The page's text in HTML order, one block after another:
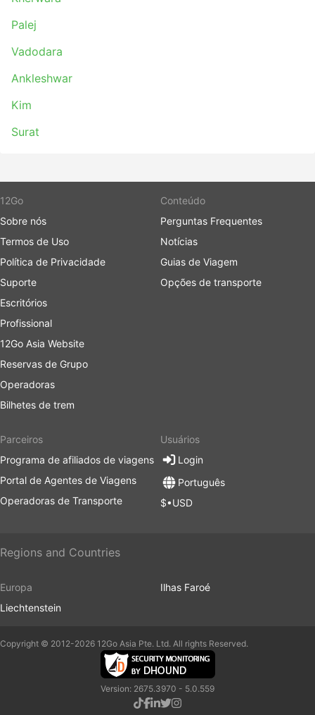
Palej
Vadodara
Ankleshwar
Kim
Surat
12Go
Sobre nós
Termos de Uso
Política de Privacidade
Suporte
Escritórios
Profissional
12Go Asia Website
Reservas de Grupo
Operadoras
Bilhetes de trem
Conteúdo
Perguntas Frequentes
Notícias
Guias de Viagem
Opções de transporte
Parceiros
Programa de afiliados de viagens
Portal de Agentes de Viagens
Operadoras de Transporte
Usuários
Login
Português
$•USD
Regions and Countries
Europa
Liechtenstein
Ilhas Faroé
Copyright © 2012-2026 12Go Asia Pte. Ltd. All rights Reserved.
Version: 2675.3970 - 5.0.559